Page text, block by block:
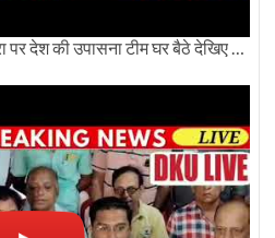
देवभूमि उत्तराखंड की पावन यात्रा पर देश की उपासना टीम घर बैठे देखिए अलौकिक दृश्य